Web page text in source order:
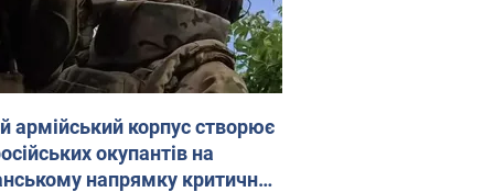
армійський корпус створює
окупантів на
напрямку критичний